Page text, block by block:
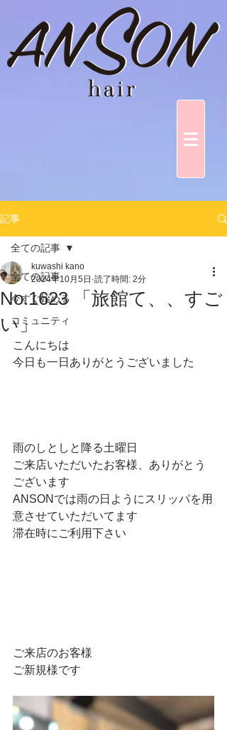
記事
全ての記事
今すぐ始める
コミュニティ
全ての記事
No.1623 「旅館て、、すご
い」
kuwashi kano
2024年10月5日 読了時間: 2分
こんにちは
今日も一日ありがとうございました
雨のしとしと降る土曜日
ご来店いただいたお客様、ありがとう
ございます
ANSONでは雨の日ようにスリッパを用
意させていただいてます
滞在時にご利用下さい
ご来店のお客様
ご新規様です